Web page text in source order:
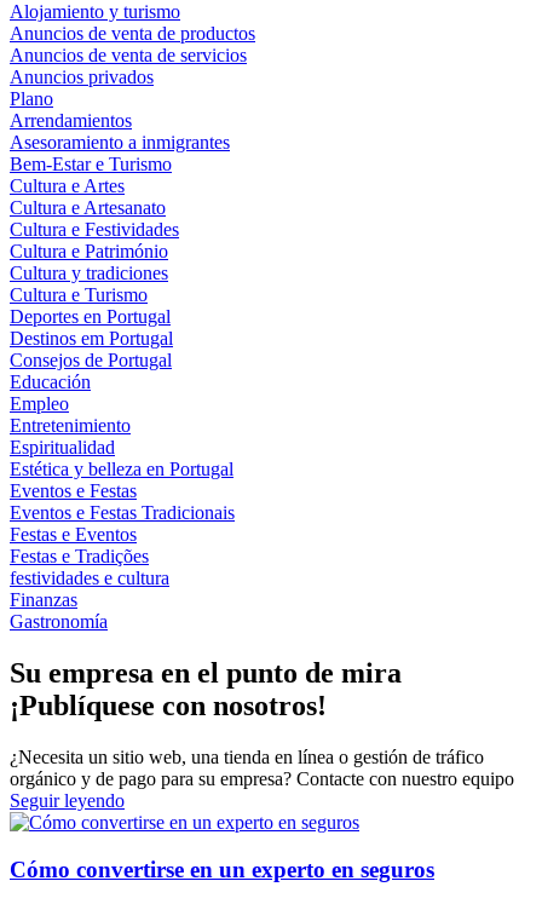
Alojamiento y turismo
Anuncios de venta de productos
Anuncios de venta de servicios
Anuncios privados
Plano
Arrendamientos
Asesoramiento a inmigrantes
Bem-Estar e Turismo
Cultura e Artes
Cultura e Artesanato
Cultura e Festividades
Cultura e Património
Cultura y tradiciones
Cultura e Turismo
Deportes en Portugal
Destinos em Portugal
Consejos de Portugal
Educación
Empleo
Entretenimiento
Espiritualidad
Estética y belleza en Portugal
Eventos e Festas
Eventos e Festas Tradicionais
Festas e Eventos
Festas e Tradições
festividades e cultura
Finanzas
Gastronomía
Su empresa en el punto de mira
¡Publíquese con nosotros!
¿Necesita un sitio web, una tienda en línea o gestión de tráfico
orgánico y de pago para su empresa? Contacte con nuestro equipo
Seguir leyendo
Cómo convertirse en un experto en seguros